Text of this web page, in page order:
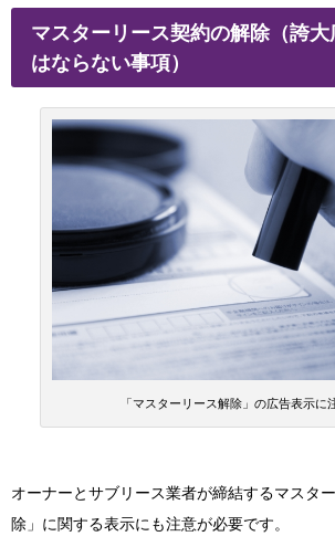
マスターリース契約の解除（誇
はならない事項）
「マスターリース解除」の広告表示に
オーナーとサブリース業者が締結するマスタ
除」に関する表示にも注意が必要です。